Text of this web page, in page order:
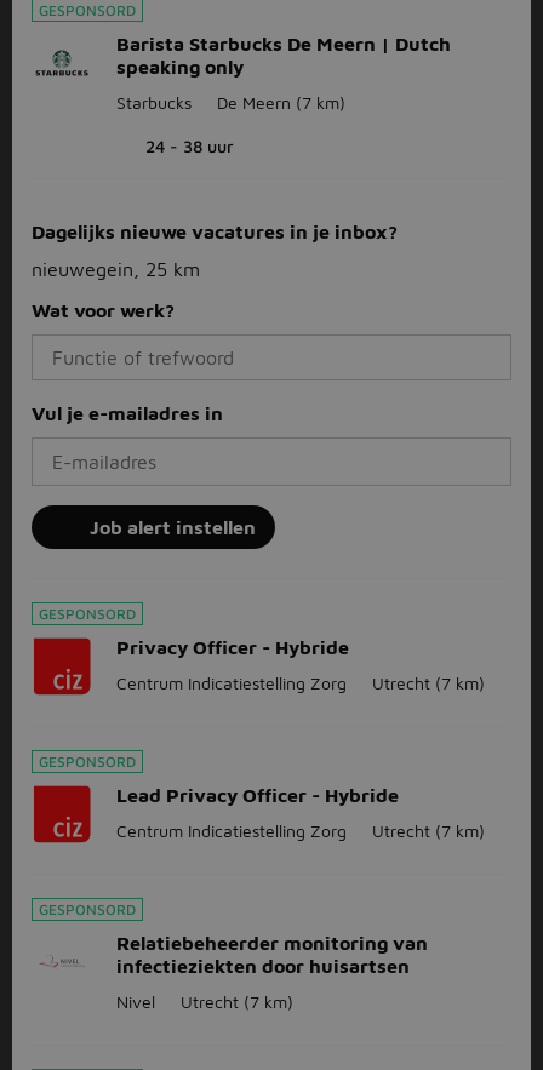
GESPONSORD
Barista Starbucks De Meern | Dutch
speaking only
Starbucks De Meern (7 km)
24 - 38 uur
Dagelijks nieuwe vacatures in je inbox?
nieuwegein, 25 km
Wat voor werk?
Vul je e-mailadres in
Job alert instellen
GESPONSORD
Privacy Officer - Hybride
Centrum Indicatiestelling Zorg Utrecht (7 km)
GESPONSORD
Lead Privacy Officer - Hybride
Centrum Indicatiestelling Zorg Utrecht (7 km)
GESPONSORD
Relatiebeheerder monitoring van
infectieziekten door huisartsen
Nivel Utrecht (7 km)